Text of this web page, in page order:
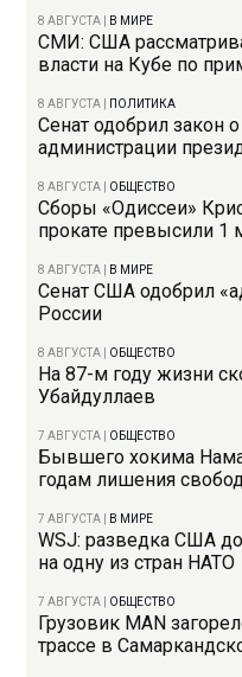
8 АВГУСТА В МИРЕ
СМИ: США
власти на Кубе по
8 АВГУСТА ПОЛИТИКА
Сенат одобрил закон
администрации
8 АВГУСТА ОБЩЕСТВО
Сборы «Одиссеи»
прокате превысили 1
8 АВГУСТА В МИРЕ
Сенат США одобрил
России
8 АВГУСТА ОБЩЕСТВО
На 87-м году жизни
Убайдуллаев
7 АВГУСТА ОБЩЕСТВО
Бывшего хокима
годам лишения
7 АВГУСТА В МИРЕ
WSJ: разведка США
на одну из стран НАТО
7 АВГУСТА ОБЩЕСТВО
Грузовик MAN
трассе в